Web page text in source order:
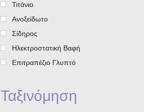
Τιτάνιο
Ανοξείδωτο
Σίδηρος
Ηλεκτροστατική Βαφή
Επιτραπέζιο Γλυπτό
Ταξινόμηση